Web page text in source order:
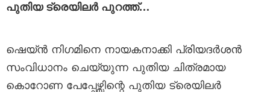
പുതിയ ട്രെയിലർ പുറത്ത്…
ഷെയ്ൻ നിഗമിനെ നായകനാക്കി പ്രിയദർശൻ
സംവിധാനം ചെയ്യുന്ന പുതിയ ചിത്രമായ
കൊറോണ പേപ്പേഴ്സിന്റെ പുതിയ ട്രെയിലർ